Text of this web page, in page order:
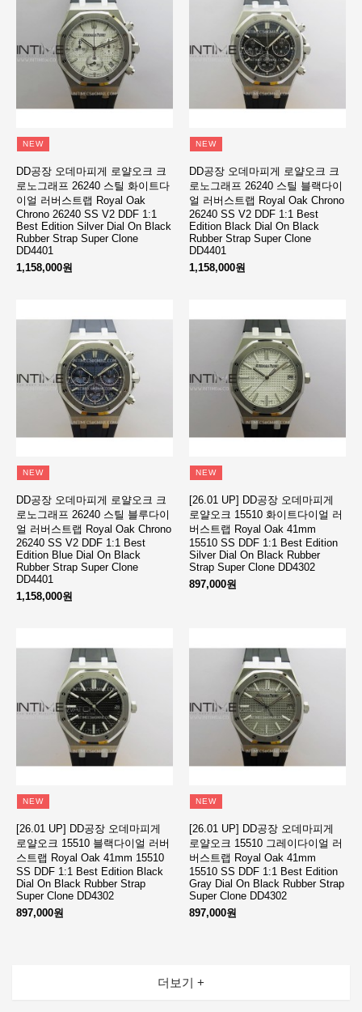
NEW
DD공장 오데마피게 로얄오크 크
로노그래프 26240 스틸 화이트다
이얼 러버스트랩 Royal Oak
Chrono 26240 SS V2 DDF 1:1
Best Edition Silver Dial On Black
Rubber Strap Super Clone
DD4401
1,158,000원
NEW
DD공장 오데마피게 로얄오크 크
로노그래프 26240 스틸 블랙다이
얼 러버스트랩 Royal Oak Chrono
26240 SS V2 DDF 1:1 Best
Edition Black Dial On Black
Rubber Strap Super Clone
DD4401
1,158,000원
NEW
DD공장 오데마피게 로얄오크 크
로노그래프 26240 스틸 블루다이
얼 러버스트랩 Royal Oak Chrono
26240 SS V2 DDF 1:1 Best
Edition Blue Dial On Black
Rubber Strap Super Clone
DD4401
1,158,000원
NEW
[26.01 UP] DD공장 오데마피게
로얄오크 15510 화이트다이얼 러
버스트랩 Royal Oak 41mm
15510 SS DDF 1:1 Best Edition
Silver Dial On Black Rubber
Strap Super Clone DD4302
897,000원
NEW
[26.01 UP] DD공장 오데마피게
로얄오크 15510 블랙다이얼 러버
스트랩 Royal Oak 41mm 15510
SS DDF 1:1 Best Edition Black
Dial On Black Rubber Strap
Super Clone DD4302
897,000원
NEW
[26.01 UP] DD공장 오데마피게
로얄오크 15510 그레이다이얼 러
버스트랩 Royal Oak 41mm
15510 SS DDF 1:1 Best Edition
Gray Dial On Black Rubber Strap
Super Clone DD4302
897,000원
더보기 +